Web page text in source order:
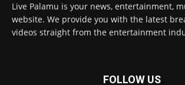
Live Palamu is your news, entertainment,
website. We provide you with the latest
videos straight from the entertainment
FOLLOW US